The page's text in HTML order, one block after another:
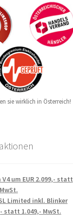
sie wirklich in Österreich!
um EUR 2.099,- statt
Limited inkl. Blinker
statt 1.049,- MwSt.